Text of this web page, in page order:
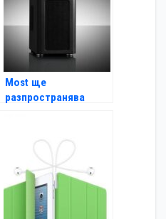
Most ще
разпространява